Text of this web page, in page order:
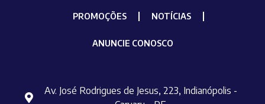
PROMOÇÕES NOTÍCIAS
ANUNCIE CONOSCO
Av. José Rodrigues de Jesus, 223, Indianópolis -